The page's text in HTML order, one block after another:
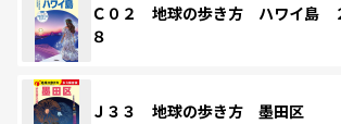
Ｃ０２ 地球の歩き方 ハワイ島
８
Ｊ３３ 地球の歩き方 墨田区